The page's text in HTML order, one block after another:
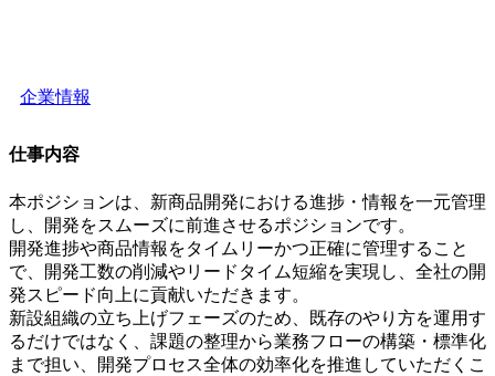
企業情報
仕事内容
本ポジションは、新商品開発における進捗・情報を一元管理
し、開発をスムーズに前進させるポジションです。
開発進捗や商品情報をタイムリーかつ正確に管理すること
で、開発工数の削減やリードタイム短縮を実現し、全社の開
発スピード向上に貢献いただきます。
新設組織の立ち上げフェーズのため、既存のやり方を運用す
るだけではなく、課題の整理から業務フローの構築・標準化
まで担い、開発プロセス全体の効率化を推進していただくこ